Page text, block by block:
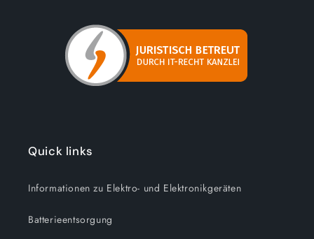
Quick links
Informationen zu Elektro- und Elektronikgeräten
Batterieentsorgung